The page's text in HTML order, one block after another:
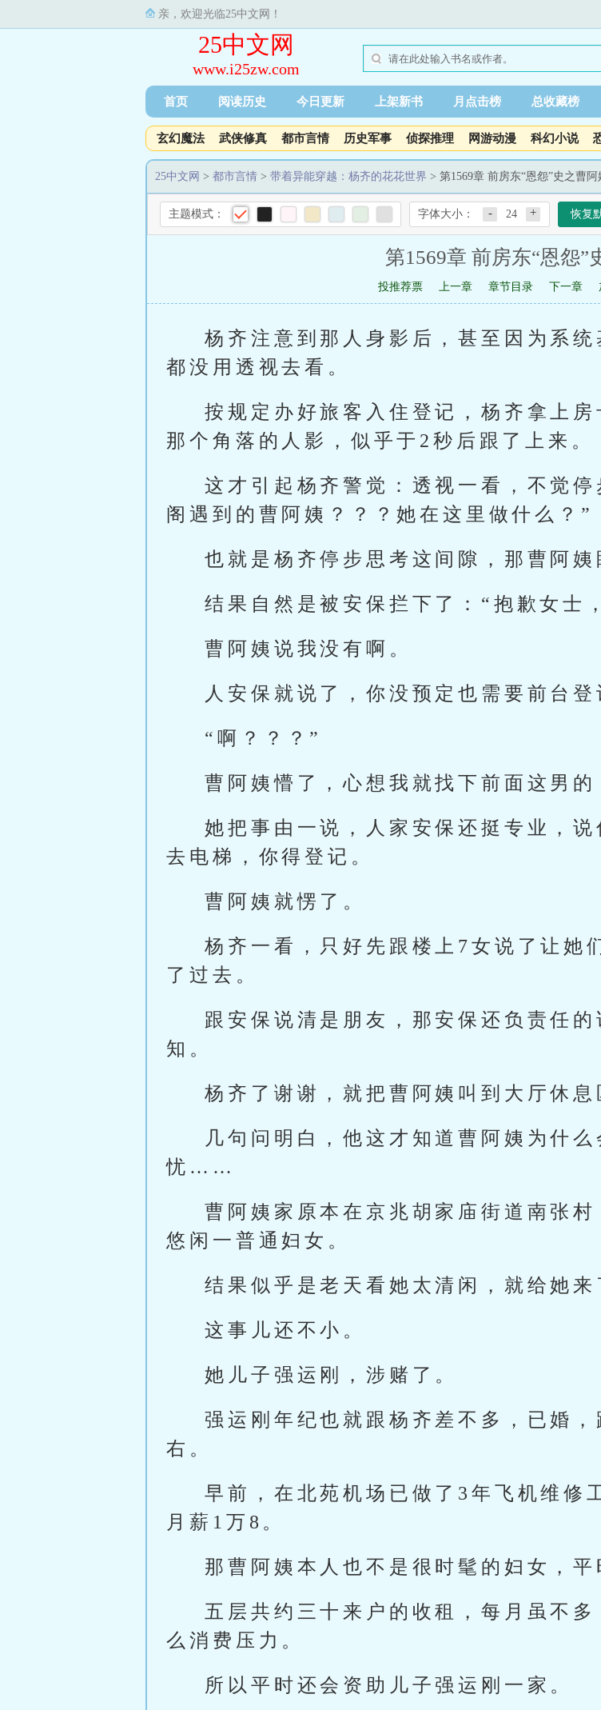
亲，欢迎光临25中文网！
25中文网
www.i25zw.com
首页 阅读历史 今日更新 上架新书 月点击榜 总收藏榜
玄幻魔法 武侠修真 都市言情 历史军事 侦探推理 网游动漫 科幻小说
25中文网 > 都市言情 > 带着异能穿越：杨齐的花花世界 > 第1569章 前房东“恩怨”史之曹阿
主题模式： 字体大小： - 24 + 恢复
第1569章 前房东“恩怨”
投推荐票 上一章 章节目录 下一章
杨齐注意到那人身影后，甚至因为系
都没用透视去看。
按规定办好旅客入住登记，杨齐拿上
那个角落的人影，似乎于2秒后跟了上来。
这才引起杨齐警觉：透视一看，不觉
阁遇到的曹阿姨？？？她在这里做什么？”
也就是杨齐停步思考这间隙，那曹阿姨
结果自然是被安保拦下了：“抱歉女士
曹阿姨说我没有啊。
人安保就说了，你没预定也需要前台登
“啊？？？”
曹阿姨懵了，心想我就找下前面这男的
她把事由一说，人家安保还挺专业，
去电梯，你得登记。
曹阿姨就愣了。
杨齐一看，只好先跟楼上7女说了让她
了过去。
跟安保说清是朋友，那安保还负责任
知。
杨齐了谢谢，就把曹阿姨叫到大厅休息
几句问明白，他这才知道曹阿姨为什
忧……
曹阿姨家原本在京兆胡家庙街道南张
悠闲一普通妇女。
结果似乎是老天看她太清闲，就给她来
这事儿还不小。
她儿子强运刚，涉赌了。
强运刚年纪也就跟杨齐差不多，已婚
右。
早前，在北苑机场已做了3年飞机维修
月薪1万8。
那曹阿姨本人也不是很时髦的妇女，平
五层共约三十来户的收租，每月虽不
么消费压力。
所以平时还会资助儿子强运刚一家。